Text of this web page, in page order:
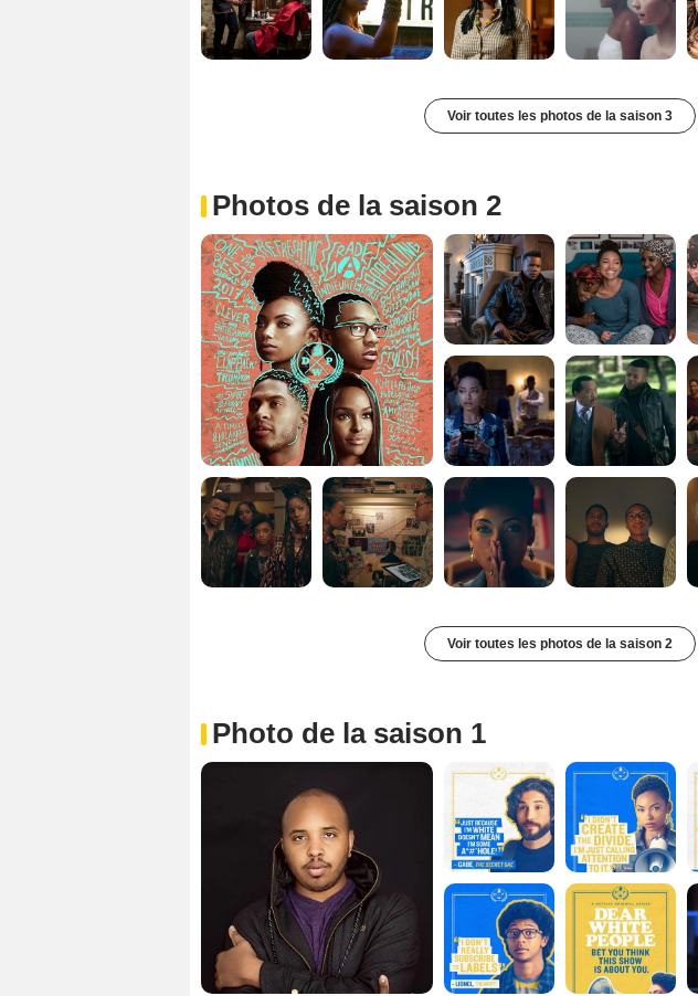
Voir toutes les photos de la saison 3
Photos de la saison 2
Voir toutes les photos de la saison 2
Photo de la saison 1